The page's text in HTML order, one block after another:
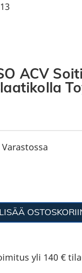
ACV
Varastossa
LISÄÄ
yli 140 €